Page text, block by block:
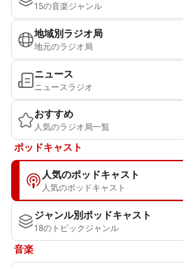
15の音楽ジャンル
地域別ラジオ局
地元のラジオ局
ニュース
ニュースラジオ
おすすめ
人気のラジオ局一覧
ポッドキャスト
人気のポッドキャスト
人気のポッドキャスト
ジャンル別ポッドキャスト
18のトピックジャンル
音楽